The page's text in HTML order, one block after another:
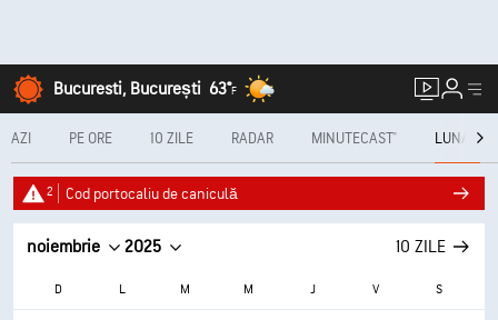
Bucuresti, București 63°F
AZI PE ORE 10 ZILE RADAR MINUTECAST® LUNAR
2 Cod portocaliu de caniculă
noiembrie 2025 10 ZILE
D L M M J V S